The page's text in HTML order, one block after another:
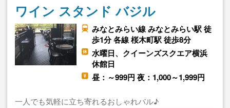
ワイン スタンド バジル
みなとみらい線 みなとみらい駅 徒
歩1分 各線 桜木町駅 徒歩8分
水曜日、クイーンズスクエア横浜
休館日
昼：～999円 夜：1,000～1,999円
一人でも気軽に立ち寄れるおしゃれバル♪